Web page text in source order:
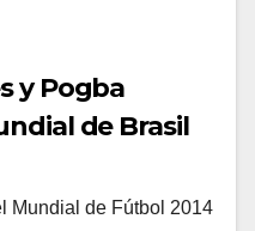
y Pogba
de Brasil
Mundial de Fútbol 2014